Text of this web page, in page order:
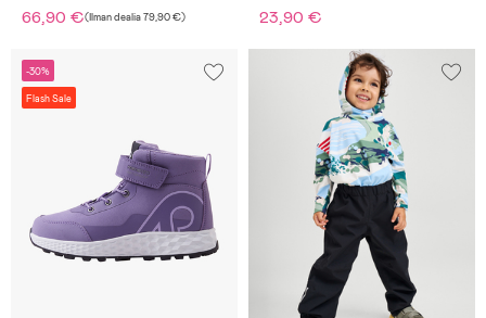
66,90 €(Ilman dealia79,90 €) 23,90 €
-30%
Flash Sale